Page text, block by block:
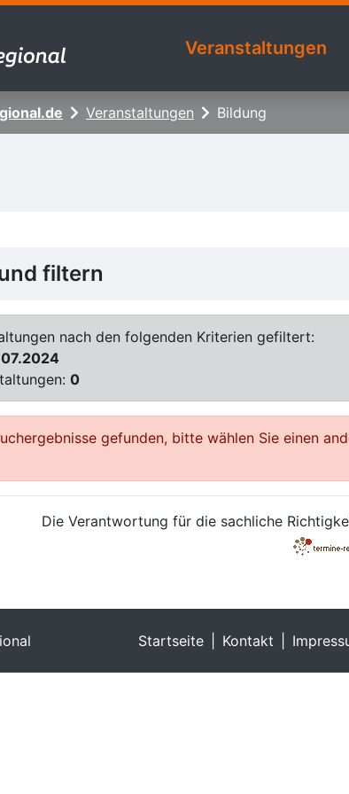
Veranstaltungen
Veranstaltungen Bildung
filtern
nach den folgenden Kriterien gefiltert:
0
gefunden, bitte wählen Sie einen
Die Verantwortung für die sachliche
Startseite Kontakt